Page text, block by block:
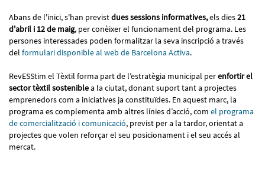
Abans de l'inici, s'han previstdues sessions informatives,els dies21
d'abril i 12 de maig, per conèixer el funcionament del programa. Les
persones interessades poden formalitzar la seva inscripció a través
del formulari disponible al web de Barcelona Activa.
RevESStim el Tèxtil forma part de l’estratègia municipal perenfortir el
sector tèxtil sosteniblea la ciutat, donant suport tant a projectes
emprenedors com a iniciatives ja constituïdes. En aquest marc, la
programa es complementa amb altres línies d’acció, com el programa
de comercialització i comunicació, previst per a la tardor, orientat a
projectes que volen reforçar el seu posicionament i el seu accés al
mercat.